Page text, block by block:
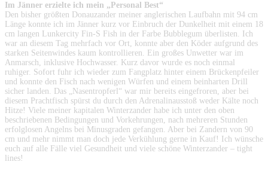
Im Jänner erzielte ich mein „Personal Best“
Den bisher größten Donauzander meiner anglerischen Laufbahn mit 94 cm
Länge konnte ich im Jänner kurz vor Einbruch der Dunkelheit mit einem 18
cm langen Lunkercity Fin-S Fish in der Farbe Bubblegum überlisten. Ich
war an diesem Tag mehrfach vor Ort, konnte aber den Köder aufgrund des
starken Seitenwindes kaum kontrollieren. Ein großes Unwetter war im
Anmarsch, inklusive Hochwasser. Kurz davor wurde es noch einmal
ruhiger. Sofort fuhr ich wieder zum Fangplatz hinter einem Brückenpfeiler
und konnte den Fisch nach wenigen Würfen und einem beinharten Drill
sicher landen. Das „Nasentropferl“ war mir bereits eingefroren, aber bei
diesem Prachtfisch spürst du durch den Adrenalinausstoß weder Kälte noch
Hitze! Viele meiner kapitalen Winterzander habe ich unter den oben
beschriebenen Bedingungen und Vorkehrungen, nach mehreren Stunden
erfolglosen Angelns bei Minusgraden gefangen. Aber bei Zandern von 90
cm und mehr nimmt man doch jede Verkühlung gerne in Kauf! Ich wünsche
euch auf alle Fälle viel Gesundheit und viele schöne Winterzander – tight
lines!